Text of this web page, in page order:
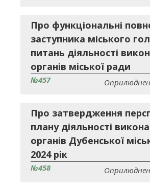
Про функціональні
заступника міського
питань діяльності
органів міської ради
№457
Про затвердження
плану діяльності
органів Дубенської
2024 рік
№458